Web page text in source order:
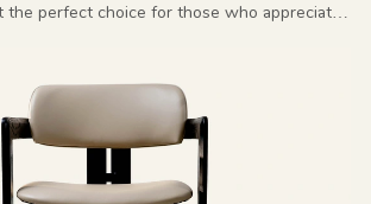
the perfect choice for those who appreciate